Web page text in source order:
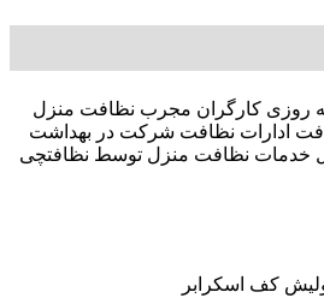
آقای نظام دوست شبانه روزی کارگران مجرب نظافت منزل
ادارات نظافت شرکت در بهداشت
خدمات نظافت منزل توسط نظافتچی
کف اسکرابر